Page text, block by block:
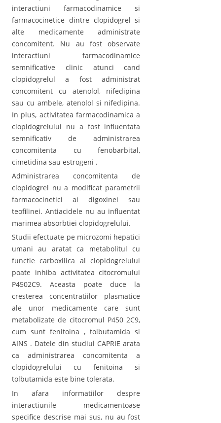
interactiuni farmacodinamice si
farmacocinetice dintre clopidogrel si
alte medicamente administrate
concomitent. Nu au fost observate
interactiuni farmacodinamice
semnificative clinic atunci cand
clopidogrelul a fost administrat
concomitent cu atenolol, nifedipina
sau cu ambele, atenolol si nifedipina.
In plus, activitatea farmacodinamica a
clopidogrelului nu a fost influentata
semnificativ de administrarea
concomitenta cu fenobarbital,
cimetidina sau estrogeni .
Administrarea concomitenta de
clopidogrel nu a modificat parametrii
farmacocinetici ai digoxinei sau
teofilinei. Antiacidele nu au influentat
marimea absorbtiei clopidogrelului.
Studii efectuate pe microzomi hepatici
umani au aratat ca metabolitul cu
functie carboxilica al clopidogrelului
poate inhiba activitatea citocromului
P4502C9. Aceasta poate duce la
cresterea concentratiilor plasmatice
ale unor medicamente care sunt
metabolizate de citocromul P450 2C9,
cum sunt fenitoina , tolbutamida si
AINS . Datele din studiul CAPRIE arata
ca administrarea concomitenta a
clopidogrelului cu fenitoina si
tolbutamida este bine tolerata.
In afara informatiilor despre
interactiunile medicamentoase
specifice descrise mai sus, nu au fost